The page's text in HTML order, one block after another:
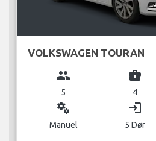
VOLKSWAGEN TOURAN
group
5
business_center
4
miscellaneous_services
Manuel
login
5 Dør